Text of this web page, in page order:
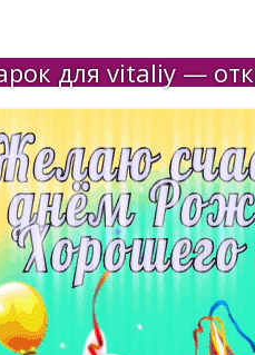
для vitaliy —